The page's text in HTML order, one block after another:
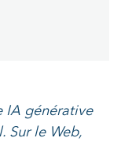
IA générative
Sur le Web,